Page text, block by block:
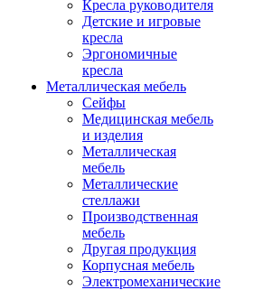
Кресла руководителя
Детские и игровые
кресла
Эргономичные
кресла
Металлическая мебель
Сейфы
Медицинская мебель
и изделия
Металлическая
мебель
Металлические
стеллажи
Производственная
мебель
Другая продукция
Корпусная мебель
Электромеханические